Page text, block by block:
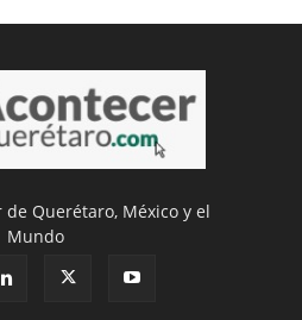
de Querétaro, México y el
Mundo